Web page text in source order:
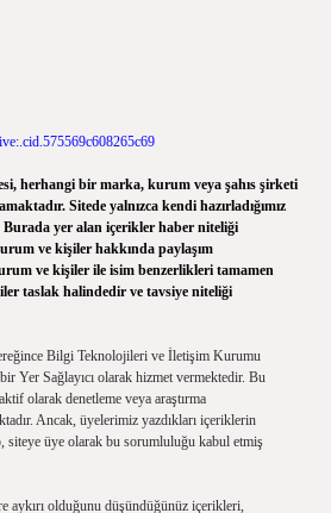
herhangi bir marka, kurum veya şahıs şirketi
Sitede yalnızca kendi hazırladığımız
Burada yer alan içerikler haber niteliği
ve kişiler hakkında paylaşım
ve kişiler ile isim benzerlikleri tamamen
taslak halindedir ve tavsiye niteliği
Bilgi Teknolojileri ve İletişim Kurumu
Yer Sağlayıcı olarak hizmet vermektedir. Bu
olarak denetleme veya araştırma
Ancak, üyelerimiz yazdıkları içeriklerin
siteye üye olarak bu sorumluluğu kabul etmiş
aykırı olduğunu düşündüğünüz içerikleri,